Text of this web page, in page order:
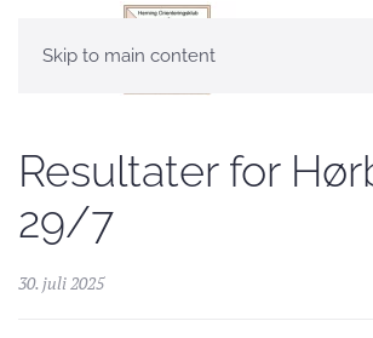
Skip to main content
Resultater for
29/7
30. juli 2025